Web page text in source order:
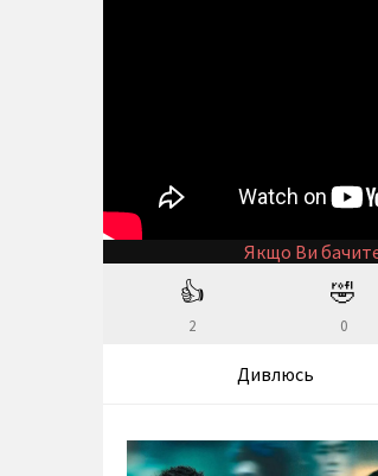
Якщо Ви бачите
👍
2
🤣
0
Дивлюсь